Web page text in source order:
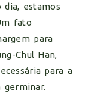
dia, estamos
fato
para
Chul Han,
para a